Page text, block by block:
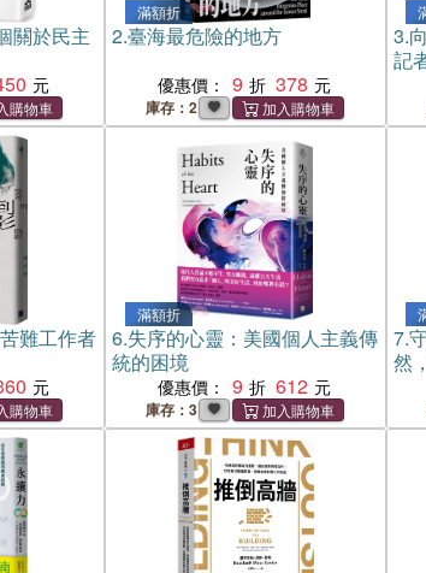
關於民主
滿額折
2.臺海最危險的地方
優惠價： 9 378
庫存：2
3.
記
難工作者
滿額折
6.失序的心靈：美國個人主義傳
統的困境
優惠價： 9 612
庫存：3
7.
然